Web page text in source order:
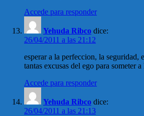
Accede para responder
Yehuda Ribco dice:
26/04/2011 a las 21:12
esperar a la perfeccion, la seguridad,
tantas excusas del ego para someter
Accede para responder
Yehuda Ribco dice:
26/04/2011 a las 21:13